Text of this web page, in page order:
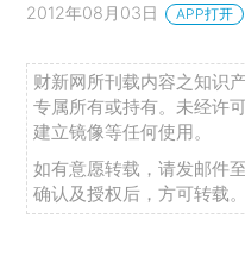
2012年08月03日 APP打开
财新网所刊载内容之知识
专属所有或持有。未经许
建立镜像等任何使用。
如有意愿转载，请发邮件至
确认及授权后，方可转载。